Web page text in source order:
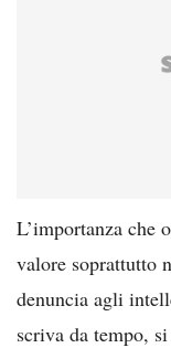
L’importanza che
valore soprattutto
denuncia agli
scriva da tempo,